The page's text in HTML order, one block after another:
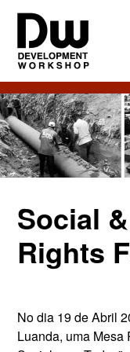
Skip
main
content
Skip
primary
sidebar
DW
Angola
Development
Workshop
Angola
Social
Rights
No dia 19 de Abril
Luanda, uma Mesa